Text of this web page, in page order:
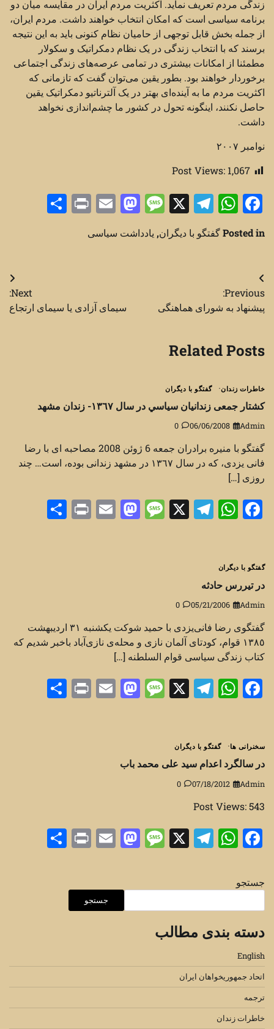
زندگی مردم تعریف نماید. اکثریت مردم ایران در مقایسه میان دو
برنامه سیاسی است که امکان انتخاب خواهند داشت. مردم ایران،‌
از جمله بخش قابل توجهی از حامیان نظام کنونی باید به این نتیجه
برسند که با انتخاب زندگی در یک نظام دمکراتیک و سکولار
مطمئنا از امکانات بیشتری در تمامی عرصه‌های زندگی اجتماعی
برخوردار خواهند بود. بطور یقین می‌توان گفت که تازمانی که
اکثریت مردم ما به آینده‌ای بهتر در یک آلترناتیو دمکراتیک یقین
حاصل نکنند،‌ اینگونه تحول در کشور ما چشم‌اندازی نخواهد
داشت.
نوامبر ۲۰۰۷
Post Views: 1,067
Facebook
WhatsApp
Telegram
X
Message
Mastodon
Email
Print
Posted inگفتگو با دیگران, یادداشت سیاسی
راهبری
نوشته
Previous:
پیشنهاد به شورای هماهنگی
Next:
سیمای آزادی یا سیمای ارتجاع
Related Posts
خاطرات زندان گفتگو با دیگران
کشتار جمعی زندانيان سياسي در سال ١٣٦٧- زندان مشهد
Admin
06/06/2008
0
گفتگو با منیره برادران جمعه 6 ژوئن 2008 مصاحبه ای با رضا
فانی یزدی، که در سال ١٣٦٧ در مشهد زندانی بوده، است… چند
روزی […]
Facebook
WhatsApp
Telegram
X
Message
Mastodon
Email
Print
گفتگو با دیگران
در تیررس حادثه
Admin
05/21/2006
0
گفتگوی رضا فانی‌یزدی با حمید شوکت يكشنبه ٣١ ارديبهشت
١٣٨٥ قوام، کودتای آلمان نازی و محله‌ی نازی‌آباد باخبر شدیم که
کتاب زندگی سیاسی قوام السلطنه […]
Facebook
WhatsApp
Telegram
X
Message
Mastodon
Email
Print
سخنرانی ها گفتگو با دیگران
در سالگرد اعدام سید علی محمد باب
Admin
07/18/2012
0
Post Views: 543
Facebook
WhatsApp
Telegram
X
Message
Mastodon
Email
Print
جستجو
جستجو
دسته بندی مطالب
English
اتحاد جمهوریخواهان ایران
ترجمه
خاطرات زندان